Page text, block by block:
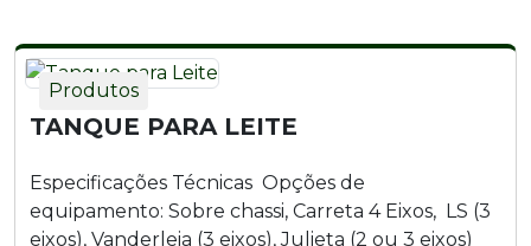
Produtos
TANQUE PARA LEITE
Especificações Técnicas Opções de
equipamento: Sobre chassi, Carreta 4 Eixos, LS (3
eixos), Vanderleia (3 eixos), Julieta (2 ou 3 eixos)